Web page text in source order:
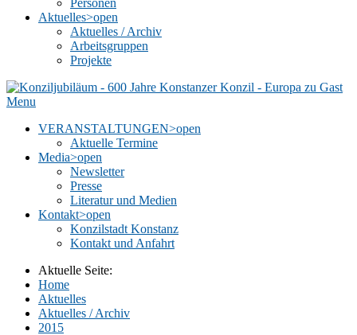
Personen
Aktuelles>open
Aktuelles / Archiv
Arbeitsgruppen
Projekte
Menu
VERANSTALTUNGEN>open
Aktuelle Termine
Media>open
Newsletter
Presse
Literatur und Medien
Kontakt>open
Konzilstadt Konstanz
Kontakt und Anfahrt
Aktuelle Seite:
Home
Aktuelles
Aktuelles / Archiv
2015